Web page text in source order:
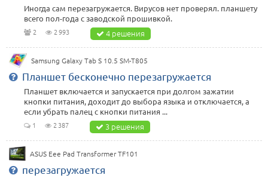
Иногда сам перезагружается. Вирусов нет проверял. планшету
всего пол-года с заводской прошивкой.
2 2 993 4 решения
Samsung Galaxy Tab S 10.5 SM-T805
Планшет бесконечно перезагружается
Планшет включается и запускается при долгом зажатии
кнопки питания, доходит до выбора языка и отключается, а
если убрать палец с кнопки питания ...
1 2 387 3 решения
ASUS Eee Pad Transformer TF101
перезагружается